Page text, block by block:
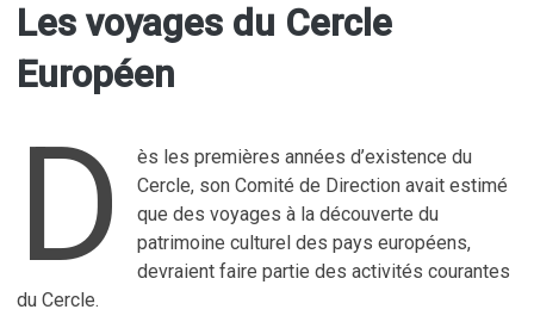
Les voyages du Cercle
Européen
D
ès les premières années d’existence du
Cercle, son Comité de Direction avait estimé
que des voyages à la découverte du
patrimoine culturel des pays européens,
devraient faire partie des activités courantes
du Cercle.